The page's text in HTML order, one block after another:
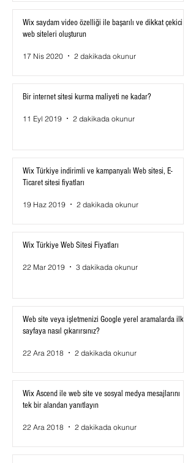
Wix saydam video özelliği ile başarılı ve dikkat çekici
web siteleri oluşturun
17 Nis 2020 2 dakikada okunur
Bir internet sitesi kurma maliyeti ne kadar?
11 Eyl 2019 2 dakikada okunur
Wix Türkiye indirimli ve kampanyalı Web sitesi, E-
Ticaret sitesi fiyatları
19 Haz 2019 2 dakikada okunur
Wix Türkiye Web Sitesi Fiyatları
22 Mar 2019 3 dakikada okunur
Web site veya işletmenizi Google yerel aramalarda ilk
sayfaya nasıl çıkarırsınız?
22 Ara 2018 2 dakikada okunur
Wix Ascend ile web site ve sosyal medya mesajlarını
tek bir alandan yanıtlayın
22 Ara 2018 2 dakikada okunur